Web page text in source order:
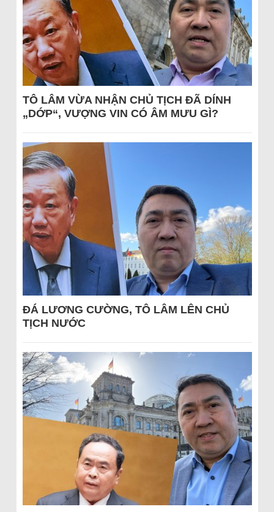
TÔ LÂM VỪA NHẬN CHỦ TỊCH ĐÃ DÍNH
„DỚP“, VƯỢNG VIN CÓ ÂM MƯU GÌ?
ĐÁ LƯƠNG CƯỜNG, TÔ LÂM LÊN CHỦ
TỊCH NƯỚC